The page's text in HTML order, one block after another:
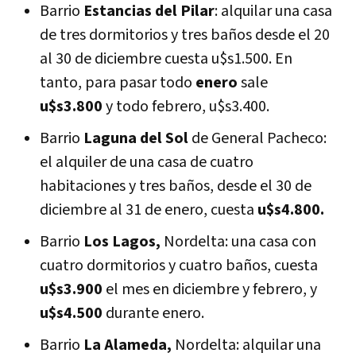
Barrio Estancias del Pilar: alquilar una casa
de tres dormitorios y tres baños desde el 20
al 30 de diciembre cuesta u$s1.500. En
tanto, para pasar todo enerosale
u$s3.800y todo febrero, u$s3.400.
Barrio Laguna del Solde General Pacheco:
el alquiler de una casa de cuatro
habitaciones y tres baños, desde el 30 de
diciembre al 31 de enero, cuesta u$s4.800.
Barrio Los Lagos, Nordelta: una casa con
cuatro dormitorios y cuatro baños, cuesta
u$s3.900 el mes en diciembre y febrero, y
u$s4.500 durante enero.
Barrio La Alameda, Nordelta: alquilar una